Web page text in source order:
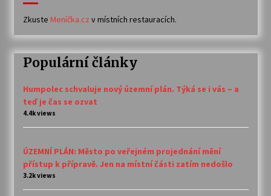
Zkuste Meníčka.cz v místních restauracích.
Populární články
Humpolec schvaluje nový územní plán. Týká se i vás – a
teď je čas se ozvat
4.4k views
ÚZEMNÍ PLÁN: Město po veřejném projednání mění
přístup k přípravě. Jen na místní části zatím nedošlo
3.2k views